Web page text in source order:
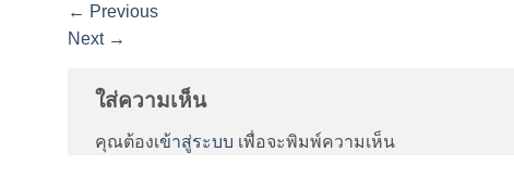
← Previous
Next →
ใส่ความเห็น
คุณต้องเข้าสู่ระบบ เพื่อจะพิมพ์ความเห็น